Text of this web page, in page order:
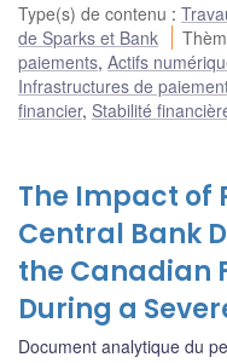
Type(s) de contenu :
de Sparks et Bank
paiements, Actifs
Infrastructures de
financier, Stabilité
The Impact of
Central Bank
the Canadian
During a
Document analytique du